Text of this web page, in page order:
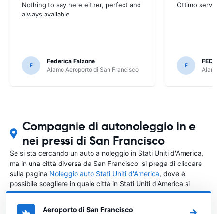
Nothing to say here either, perfect and
always available
F
Federica Falzone
Alamo Aeroporto di San Francisco
Ottimo
F
Compagnie di autonoleggio in e
nei pressi di San Francisco
Se si sta cercando un auto a noleggio in Stati Uniti d'America,
ma in una città diversa da San Francisco, si prega di cliccare
sulla pagina Noleggio auto Stati Uniti d'America, dove è
possibile scegliere in quale città in Stati Uniti d'America si
vuole noleggiare l'auto.
Aeroporto di San Francisco